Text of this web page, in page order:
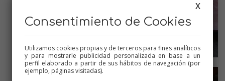
tapamos con más jamón
X
Consentimiento de Cookies
Utilizamos cookies propias y de terceros para fines analíticos
y para mostrarle publicidad personalizada en base a un
perfil elaborado a partir de sus hábitos de navegación (por
ejemplo, páginas visitadas).